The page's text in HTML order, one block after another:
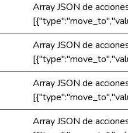
Array JSON de
Array JSON de
Array JSON de
Array JSON de